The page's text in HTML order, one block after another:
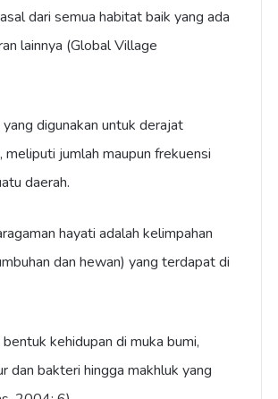
dari semua habitat baik yang ada
lainnya (Global Village
digunakan untuk derajat
jumlah maupun frekuensi
daerah.
hayati adalah kelimpahan
dan hewan) yang terdapat di
kehidupan di muka bumi,
dan bakteri hingga makhluk yang